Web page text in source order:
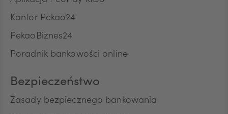
na kontakt telefoniczny, w celu przedstawiania
przez Bank w rozmowach telefonicznych informacji
przez Bank automatycznych systemów
Na podstawie niniejszej zgody mogą być
Pana/Pani danych osobowych: identyfikacyjne,
Kantor Pekao24
PekaoBiznes24
Poradnik bankowości online
Bezpieczeństwo
Zasady bezpiecznego bankowania